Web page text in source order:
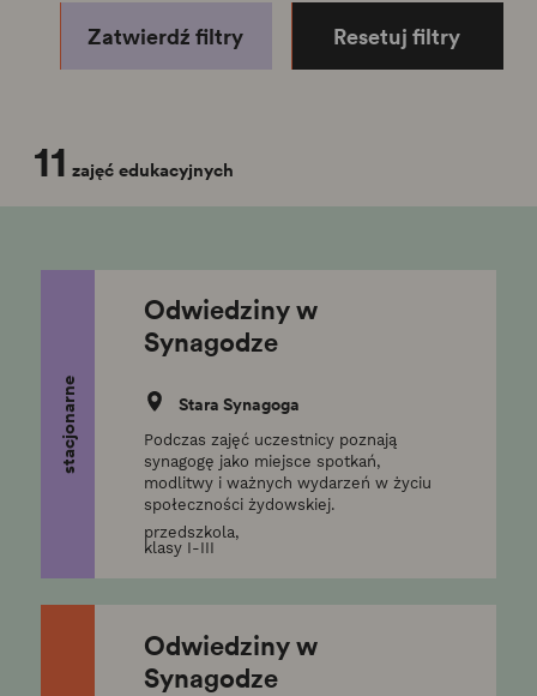
Zatwierdź filtry Resetuj filtry
11 zajęć edukacyjnych
stacjonarne
Odwiedziny w
Synagodze
Stara Synagoga
Podczas zajęć uczestnicy poznają
synagogę jako miejsce spotkań,
modlitwy i ważnych wydarzeń w życiu
społeczności żydowskiej.
przedszkola,
klasy I-III
Odwiedziny w
Synagodze